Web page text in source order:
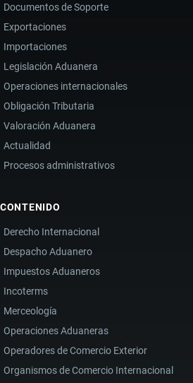
Documentos de Soporte
Exportaciones
Importaciones
Legislación Aduanera
Operaciones internacionales
Obligación Tributaria
Valoración Aduanera
Actualidad
Procesos administrativos
CONTENIDO
Derecho Internacional
Despacho Aduanero
Impuestos Aduaneros
Incoterms
Merceología
Operaciones Aduaneras
Operadores de Comercio Exterior
Organismos de Comercio Internacional